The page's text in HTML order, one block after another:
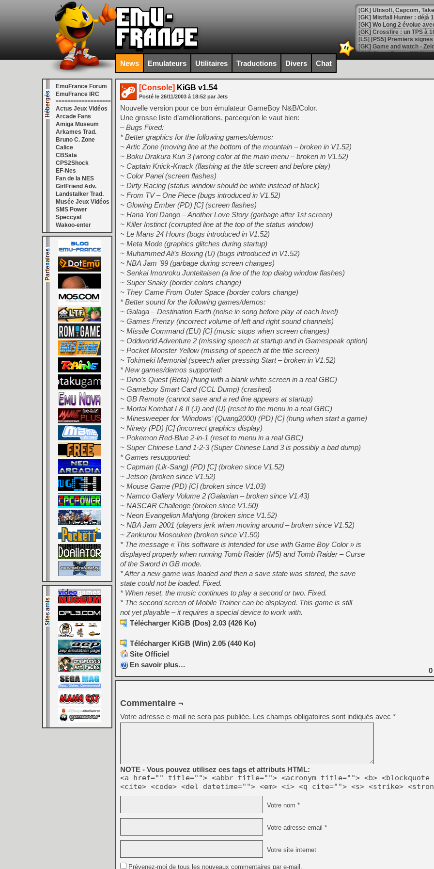
[GK] Mistfall Hunter : déjà
[GK] Wo Long 2 évolue
[GK] Crossfire : un TPS à
[LS] [PS5] Premiers
[Mo5] DOOM arrive en
[GK] Bethesda fête les 30
[GK] Roblox : l'action en
[GK] Agenda - GeForce
[LS] [PS5] ps5-y2jb-
[GK] Pourquoi Marvel
[GK] Test : Restory : Chill
[GK] GTA 6 : Rockstar
[GK] Hot Wheels Infinite
[GK] Mémoire cash -
[GK] Résultats Nintendo :
[GK] Déjà des
[Mo5] Brickboy cherche à
[GK] Minecraft et ses «
[GK] Beast of
[GK] Mémoire cash -
[GK] Dan Houser (GTA)
[GK] Comment EA Sports
[GK] Crimson Moon : un
[GK] Isle of Reveries : le
[GK] Moonlighter 2 : The
[GK] Capcom relance
[Mo5] Deux inédits du
News Emulateurs Utilitaires Traductions Divers Chat
EmuFrance Forum
EmuFrance IRC
===================
Actus Jeux Vidéos
Arcade Fans
Amiga Museum
Arkames Trad.
Bruno C. Zone
Calice
CBSata
CPS2Shock
EF-Nes
Fan de la NES
GirlFriend Adv.
Landstalker Trad.
Musée Jeux Vidéos
SMS Power
Speccyal
Wakoo-enter
[Console] KiGB v1.54
Posté le 26/11/2003 à 18:52 par Jets
Nouvelle version pour ce bon émulateur GameBoy N&B/Color.
Une grosse liste d’améliorations, parcequ’on le vaut bien:
– Bugs Fixed:
* Better graphics for the following games/demos:
~ Artic Zone (moving line at the bottom of the mountain – broken in V1.52)
~ Boku Drakura Kun 3 (wrong color at the main menu – broken in V1.52)
~ Captain Knick-Knack (flashing at the title screen and before play)
~ Color Panel (screen flashes)
~ Dirty Racing (status window should be white instead of black)
~ From TV – One Piece (bugs introduced in V1.52)
~ Glowing Ember (PD) [C] (screen flashes)
~ Hana Yori Dango – Another Love Story (garbage after 1st screen)
~ Killer Instinct (corrupted line at the top of the status window)
~ Le Mans 24 Hours (bugs introduced in V1.52)
~ Meta Mode (graphics glitches during startup)
~ Muhammed Ali’s Boxing (U) (bugs introduced in V1.52)
~ NBA Jam ’99 (garbage during screen changes)
~ Senkai Imonroku Junteitaisen (a line of the top dialog window flashes)
~ Super Snaky (border colors change)
~ They Came From Outer Space (border colors change)
* Better sound for the following games/demos:
~ Galaga – Destination Earth (noise in song before play at each level)
~ Games Frenzy (incorrect volume of left and right sound channels)
~ Missile Command (EU) [C] (music stops when screen changes)
~ Oddworld Adventure 2 (missing speech at startup and in Gamespeak option)
~ Pocket Monster Yellow (missing of speech at the title screen)
~ Tokimeki Memorial (speech after pressing Start – broken in V1.52)
* New games/demos supported:
~ Dino’s Quest (Beta) (hung with a blank white screen in a real GBC)
~ Gameboy Smart Card (CCL Dump) (crashed)
~ GB Remote (cannot save and a red line appears at startup)
~ Mortal Kombat I & II (J) and (U) (reset to the menu in a real GBC)
~ Minesweeper for ‘Windows’ (Quang2000) (PD) [C] (hung when start a game)
~ Ninety (PD) [C] (incorrect graphics display)
~ Pokemon Red-Blue 2-in-1 (reset to menu in a real GBC)
~ Super Chinese Land 1-2-3 (Super Chinese Land 3 is possibly a bad dump)
* Games resupported:
~ Capman (Lik-Sang) (PD) [C] (broken since V1.52)
~ Jetson (broken since V1.52)
~ Mouse Game (PD) [C] (broken since V1.03)
~ Namco Gallery Volume 2 (Galaxian – broken since V1.43)
~ NASCAR Challenge (broken since V1.50)
~ Neon Evangelion Mahjong (broken since V1.52)
~ NBA Jam 2001 (players jerk when moving around – broken since V1.52)
~ Zankurou Mosouken (broken since V1.50)
* The message « This software is intended for use with Game Boy Color » is
displayed properly when running Tomb Raider (M5) and Tomb Raider – Curse
of the Sword in GB mode.
* After a new game was loaded and then a save state was stored, the save
state could not be loaded. Fixed.
* When reset, the music continues to play a second or two. Fixed.
* The second screen of Mobile Trainer can be displayed. This game is still
not yet playable – it requires a special device to work with.
Télécharger KiGB (Dos) 2.03 (426 Ko)
Télécharger KiGB (Win) 2.05 (440 Ko)
Site Officiel
En savoir plus…
0
Commentaire ¬
Votre adresse e-mail ne sera pas publiée. Les champs obligatoires sont indiqués avec *
NOTE - Vous pouvez utilisez ces tags et attributs HTML:
<a href="" title=""> <abbr title=""> <acronym title=""> <b> <blockquote
<cite> <code> <del datetime=""> <em> <i> <q cite=""> <s> <strike>
Votre nom *
Votre adresse email *
Votre site internet
Prévenez-moi de tous les nouveaux commentaires par e-mail.